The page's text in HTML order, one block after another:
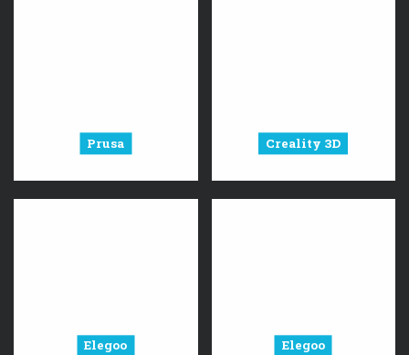
Prusa Creality 3D
Elegoo Elegoo